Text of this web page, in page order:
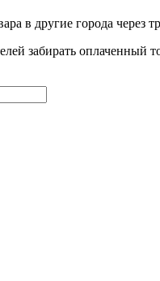
в другие города
забирать оплаченный